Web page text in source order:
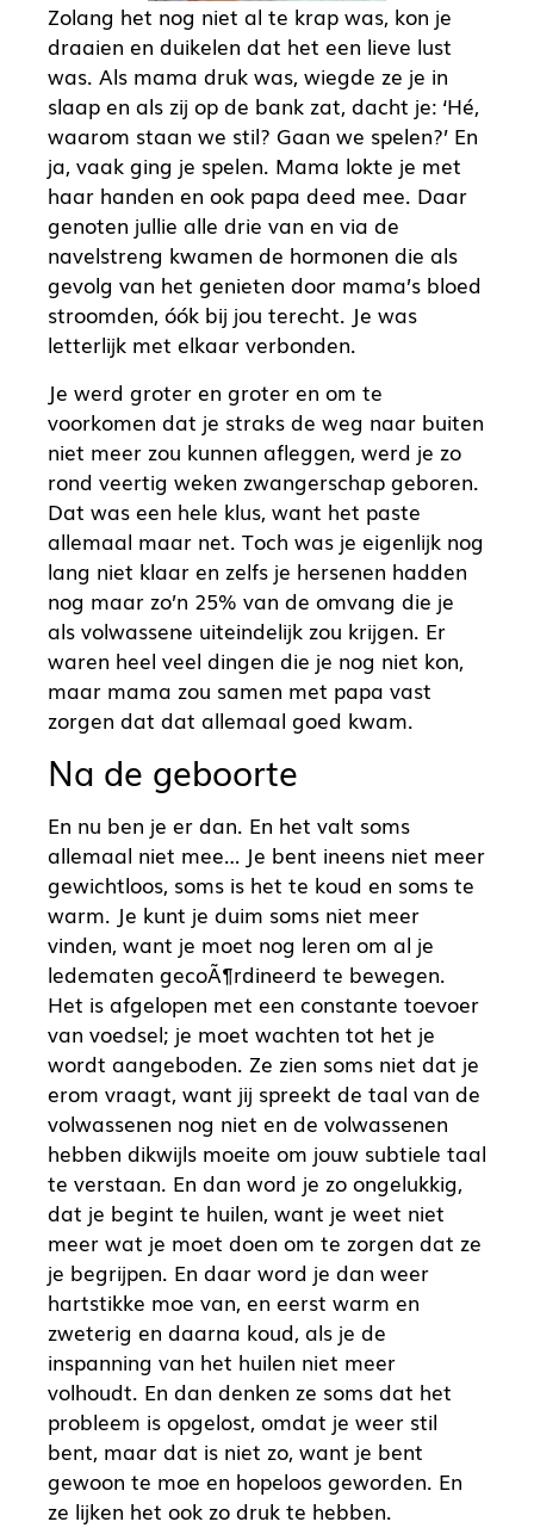
Zolang het nog niet al te krap was, kon je
draaien en duikelen dat het een lieve lust
was. Als mama druk was, wiegde ze je in
slaap en als zij op de bank zat, dacht je: ‘Hé,
waarom staan we stil? Gaan we spelen?’ En
ja, vaak ging je spelen. Mama lokte je met
haar handen en ook papa deed mee. Daar
genoten jullie alle drie van en via de
navelstreng kwamen de hormonen die als
gevolg van het genieten door mama’s bloed
stroomden, óók bij jou terecht. Je was
letterlijk met elkaar verbonden.
Je werd groter en groter en om te
voorkomen dat je straks de weg naar buiten
niet meer zou kunnen afleggen, werd je zo
rond veertig weken zwangerschap geboren.
Dat was een hele klus, want het paste
allemaal maar net. Toch was je eigenlijk nog
lang niet klaar en zelfs je hersenen hadden
nog maar zo’n 25% van de omvang die je
als volwassene uiteindelijk zou krijgen. Er
waren heel veel dingen die je nog niet kon,
maar mama zou samen met papa vast
zorgen dat dat allemaal goed kwam.
Na de geboorte
En nu ben je er dan. En het valt soms
allemaal niet mee… Je bent ineens niet meer
gewichtloos, soms is het te koud en soms te
warm. Je kunt je duim soms niet meer
vinden, want je moet nog leren om al je
ledematen gecoÃ¶rdineerd te bewegen.
Het is afgelopen met een constante toevoer
van voedsel; je moet wachten tot het je
wordt aangeboden. Ze zien soms niet dat je
erom vraagt, want jij spreekt de taal van de
volwassenen nog niet en de volwassenen
hebben dikwijls moeite om jouw subtiele taal
te verstaan. En dan word je zo ongelukkig,
dat je begint te huilen, want je weet niet
meer wat je moet doen om te zorgen dat ze
je begrijpen. En daar word je dan weer
hartstikke moe van, en eerst warm en
zweterig en daarna koud, als je de
inspanning van het huilen niet meer
volhoudt. En dan denken ze soms dat het
probleem is opgelost, omdat je weer stil
bent, maar dat is niet zo, want je bent
gewoon te moe en hopeloos geworden. En
ze lijken het ook zo druk te hebben.